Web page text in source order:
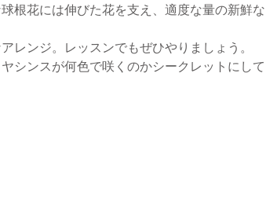
根花には伸びた花を支え、適度な量の新鮮な
レンジ。レッスンでもぜひやりましょう。
シンスが何色で咲くのかシークレットにして